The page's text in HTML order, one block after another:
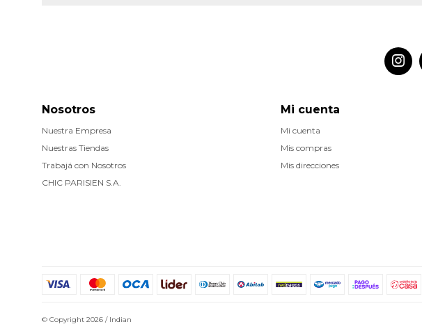

Nosotros
Nuestra Empresa
Nuestras Tiendas
Trabajá con Nosotros
CHIC PARISIEN S.A.
Mi cuenta
Mi cuenta
Mis compras
Mis direcciones
© Copyright 2026 / Indian